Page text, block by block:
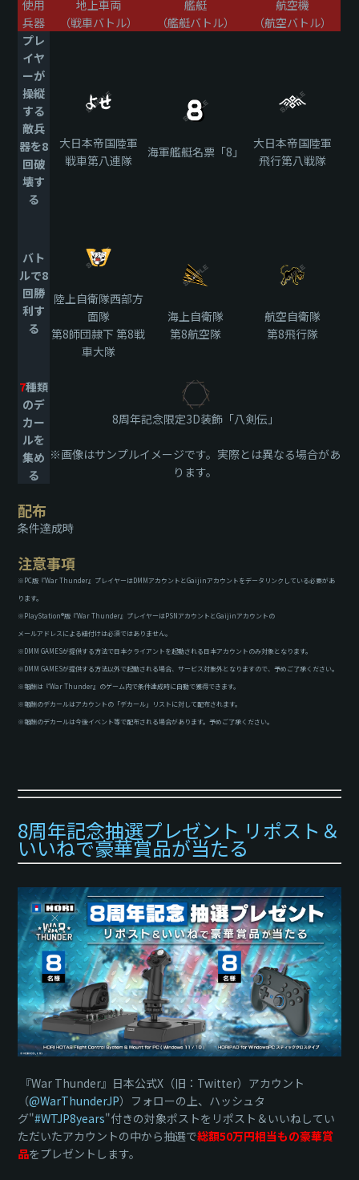
使用
兵器
地上車両
（戦車バトル）
艦艇
（艦艇バトル）
航空機
（航空バトル）
プレ
イヤ
ーが
操縦
する
敵兵
器を8
回破
壊す
る
大日本帝国陸軍
戦車第八連隊
海軍艦艇名票「8」
大日本帝国陸軍
飛行第八戦隊
バト
ルで8
回勝
利す
る
陸上自衛隊西部方
面隊
第8師団隷下 第8戦
車大隊
海上自衛隊
第8航空隊
航空自衛隊
第8飛行隊
7種類
のデ
カー
ルを
集め
る
8周年記念限定3D装飾「八剣伝」
※画像はサンプルイメージです。実際とは異なる場合があ
ります。
配布
条件達成時
注意事項
※PC版『War Thunder』プレイヤーはDMMアカウントとGaijinアカウントをデータリンクしている必要があ
ります。
※PlayStation®版『War Thunder』プレイヤーはPSNアカウントとGaijinアカウントの
メールアドレスによる紐付けは必須ではありません。
※DMM GAMESが提供する方法で日本クライアントを起動される日本アカウントのみ対象となります。
※DMM GAMESが提供する方法以外で起動される場合、サービス対象外となりますので、予めご了承ください。
※報酬は『War Thunder』のゲーム内で条件達成時に自動で獲得できます。
※報酬のデカールはアカウントの「デカール」リストに対して配布されます。
※報酬のデカールは今後イベント等で配布される場合があります。予めご了承ください。
8周年記念抽選プレゼント リポスト＆
いいねで豪華賞品が当たる
『War Thunder』日本公式X（旧：Twitter）アカウント
（@WarThunderJP）フォローの上、ハッシュタ
グ"#WTJP8years"付きの対象ポストをリポスト＆いいねしてい
ただいたアカウントの中から抽選で総額50万円相当もの豪華賞
品をプレゼントします。